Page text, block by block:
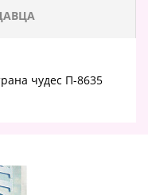
чудес П-8635